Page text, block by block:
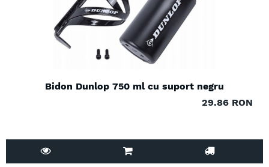
Bidon Dunlop 750 ml cu suport negru
29.86 RON